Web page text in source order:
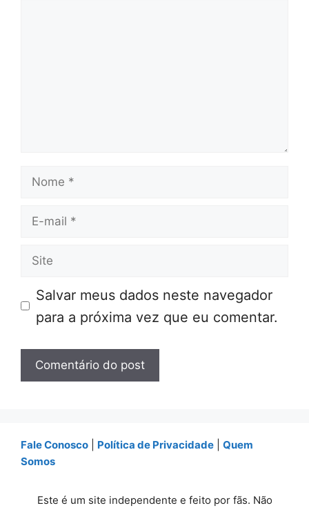
Nome
E-
Site
Salvar meus dados neste navegador
para a próxima vez que eu comentar.
Fale Conosco Política de Privacidade
Quem
Somos
Este é um site independente e feito por fãs. Não